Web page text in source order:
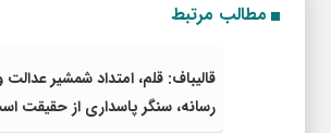
مطالب مرتبط
قالیباف: قلم، امتداد شمشیر عدالت
رسانه، سنگر پاسداری از حقیقت